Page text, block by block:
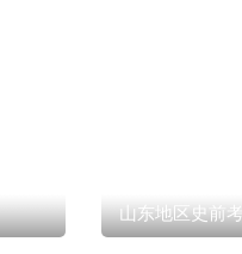
山东地区史前